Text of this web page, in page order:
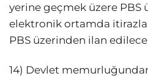
yerine geçmek üzere PBS
elektronik ortamda
PBS üzerinden ilan
14) Devlet